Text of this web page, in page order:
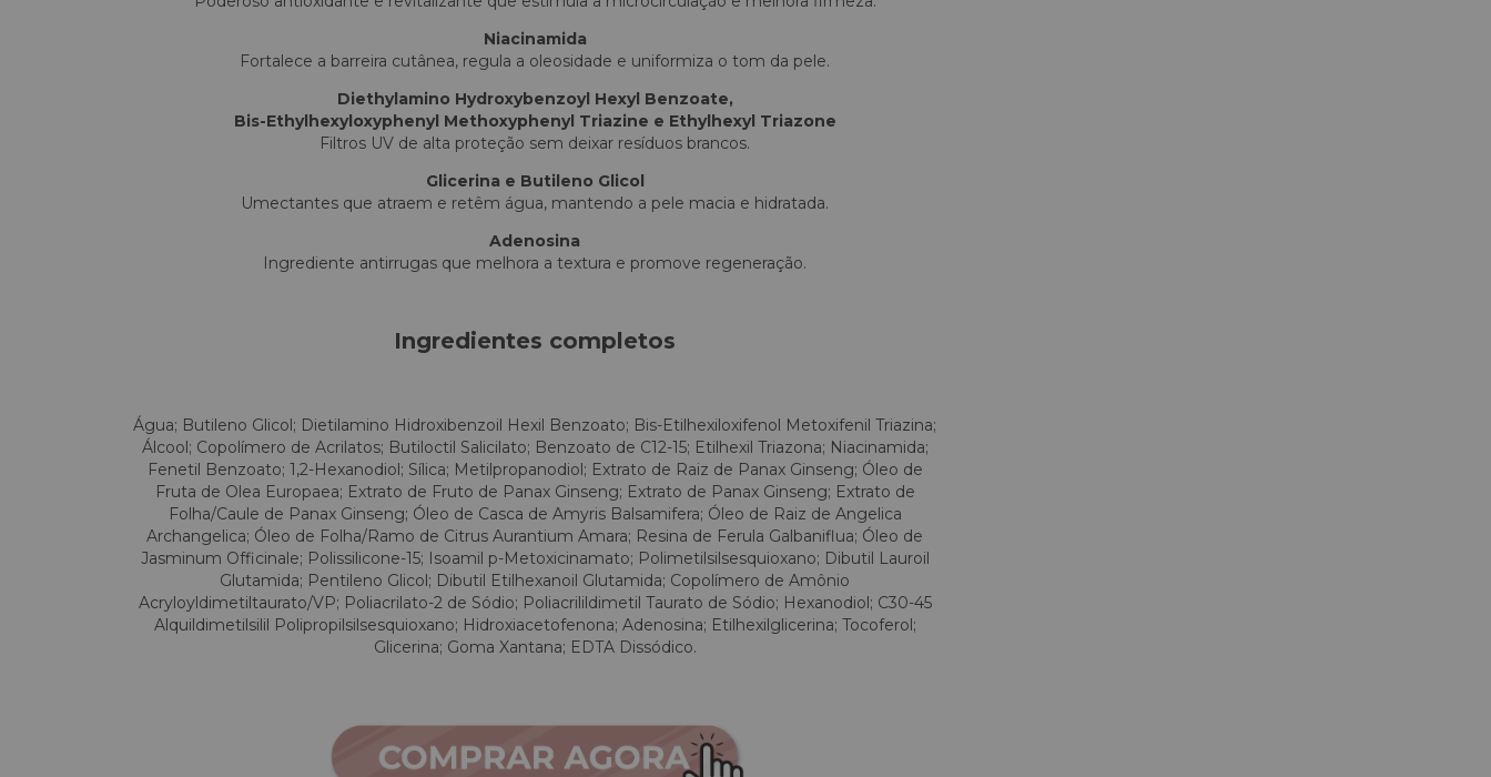
Niacinamida
Fortalece a barreira cutânea, regula a oleosidade e uniformiza o tom da pele.
Diethylamino Hydroxybenzoyl Hexyl Benzoate,
Bis-Ethylhexyloxyphenyl Methoxyphenyl Triazine e Ethylhexyl Triazone
Filtros UV de alta proteção sem deixar resíduos brancos.
Glicerina e Butileno Glicol
Umectantes que atraem e retêm água, mantendo a pele macia e hidratada.
Adenosina
Ingrediente antirrugas que melhora a textura e promove regeneração.
Ingredientes completos
Água; Butileno Glicol; Dietilamino Hidroxibenzoil Hexil Benzoato; Bis-Etilhexiloxifenol Metoxifenil Triazina;
Álcool; Copolímero de Acrilatos; Butiloctil Salicilato; Benzoato de C12-15; Etilhexil Triazona; Niacinamida;
Fenetil Benzoato; 1,2-Hexanodiol; Sílica; Metilpropanodiol; Extrato de Raiz de Panax Ginseng; Óleo de
Fruta de Olea Europaea; Extrato de Fruto de Panax Ginseng; Extrato de Panax Ginseng; Extrato de
Folha/Caule de Panax Ginseng; Óleo de Casca de Amyris Balsamifera; Óleo de Raiz de Angelica
Archangelica; Óleo de Folha/Ramo de Citrus Aurantium Amara; Resina de Ferula Galbaniflua; Óleo de
Jasminum Officinale; Polissilicone-15; Isoamil p-Metoxicinamato; Polimetilsilsesquioxano; Dibutil Lauroil
Glutamida; Pentileno Glicol; Dibutil Etilhexanoil Glutamida; Copolímero de Amônio
Acryloyldimetiltaurato/VP; Poliacrilato-2 de Sódio; Poliacrilildimetil Taurato de Sódio; Hexanodiol; C30-45
Alquildimetilsilil Polipropilsilsesquioxano; Hidroxiacetofenona; Adenosina; Etilhexilglicerina; Tocoferol;
Glicerina; Goma Xantana; EDTA Dissódico.